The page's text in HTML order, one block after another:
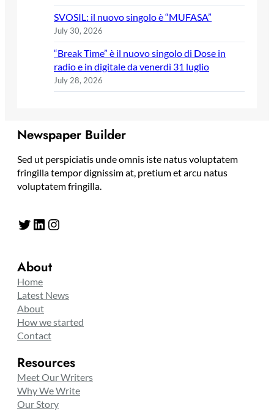
SVOSIL: il nuovo singolo è “MUFASA”
July 30, 2026
“Break Time” è il nuovo singolo di Dose in
radio e in digitale da venerdì 31 luglio
July 28, 2026
Newspaper Builder
Sed ut perspiciatis unde omnis iste natus voluptatem
fringilla tempor dignissim at, pretium et arcu natus
voluptatem fringilla.
Twitter LinkedIn Instagram
About
Home
Latest News
About
How we started
Contact
Resources
Meet Our Writers
Why We Write
Our Story